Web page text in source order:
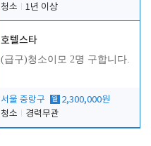
청소
1년 이상
호텔스타
(급구)청소이모 2명 구합니다.
서울 중랑구 월 2,300,000원
청소
경력무관